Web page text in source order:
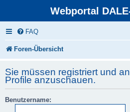
Webportal
FAQ
Foren-Übersicht
Sie müssen registriert und
Profile anzuschauen.
Benutzername: